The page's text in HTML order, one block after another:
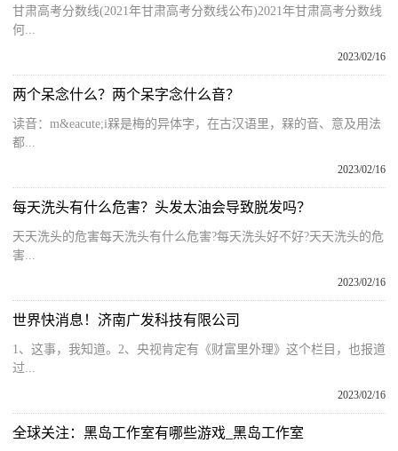
甘肃高考分数线(2021年甘肃高考分数线公布)2021年甘肃高考分数线
何...
2023/02/16
两个呆念什么？两个呆字念什么音？
读音：m&eacute;i槑是梅的异体字，在古汉语里，槑的音、意及用法
都...
2023/02/16
每天洗头有什么危害？头发太油会导致脱发吗？
天天洗头的危害每天洗头有什么危害?每天洗头好不好?天天洗头的危
害...
2023/02/16
世界快消息！济南广发科技有限公司
1、这事，我知道。2、央视肯定有《财富里外理》这个栏目，也报道
过...
2023/02/16
全球关注：黑岛工作室有哪些游戏_黑岛工作室